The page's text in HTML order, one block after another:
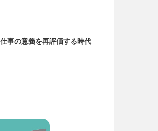
仕事の意義を再評価する時代